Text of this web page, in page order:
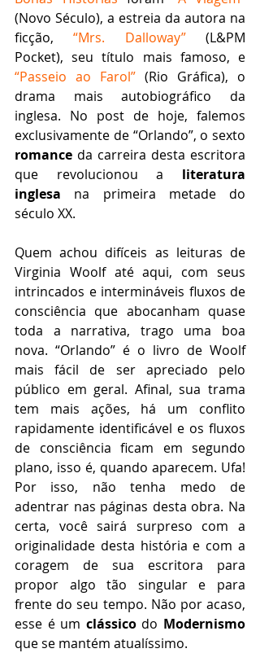
(Novo Século), a estreia da autora na
ficção, “Mrs. Dalloway” (L&PM
“Passeio ao Farol” (Rio Gráfica), o
drama mais autobiográfico da
inglesa. No post de hoje, falemos
romance da carreira desta escritora
que revolucionou a literatura
inglesa na primeira metade do
século XX.
Quem achou difíceis as leituras de
Virginia Woolf até aqui, com seus
intrincados e intermináveis fluxos de
consciência que abocanham quase
toda a narrativa, trago uma boa
nova. “Orlando” é o livro de Woolf
mais fácil de ser apreciado pelo
público em geral. Afinal, sua trama
tem mais ações, há um conflito
rapidamente identificável e os fluxos
de consciência ficam em segundo
plano, isso é, quando aparecem. Ufa!
Por isso, não tenha medo de
adentrar nas páginas desta obra. Na
certa, você sairá surpreso com a
originalidade desta história e com a
coragem de sua escritora para
propor algo tão singular e para
frente do seu tempo. Não por acaso,
esse é um clássico do Modernismo
que se mantém atualíssimo.